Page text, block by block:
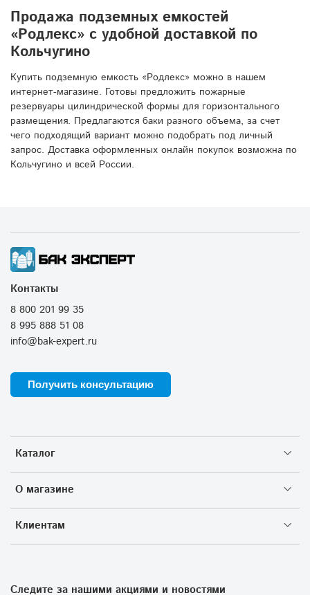
Продажа подземных емкостей
«Родлекс» с удобной доставкой по
Кольчугино
Купить подземную емкость «Родлекс» можно в нашем
интернет-магазине. Готовы предложить пожарные
резервуары цилиндрической формы для горизонтального
размещения. Предлагаются баки разного объема, за счет
чего подходящий вариант можно подобрать под личный
запрос. Доставка оформленных онлайн покупок возможна по
Кольчугино и всей России.
Каталог
О магазине
Клиентам
Контакты
8 800 201 99 35
8 995 888 51 08
info@bak-expert.ru
Получить консультацию
Следите за нашими акциями и новостями